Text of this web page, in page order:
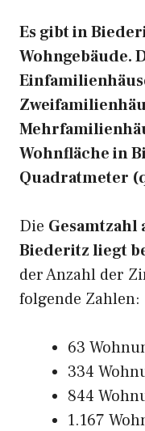
Es gibt in
Wohngebäude.
Wohnfläche in
Quadratmeter
Die Gesamtzahl
Biederitz liegt
der Anzahl der
folgende Zahlen:
63
334
844
1.167